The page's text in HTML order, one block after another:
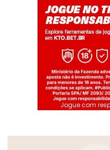
Jogue com